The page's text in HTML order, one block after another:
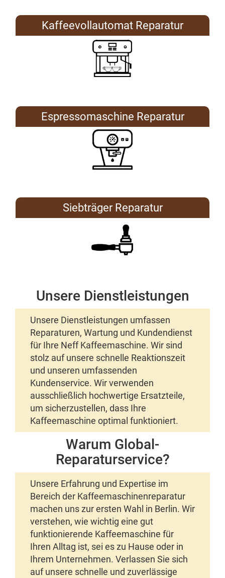
Kaffeevollautomat Reparatur
Espressomaschine Reparatur
Siebträger Reparatur
Unsere Dienstleistungen
Unsere Dienstleistungen umfassen
Reparaturen, Wartung und Kundendienst
für Ihre Neff Kaffeemaschine. Wir sind
stolz auf unsere schnelle Reaktionszeit
und unseren umfassenden
Kundenservice. Wir verwenden
ausschließlich hochwertige Ersatzteile,
um sicherzustellen, dass Ihre
Kaffeemaschine optimal funktioniert.
Warum Global-
Reparaturservice?
Unsere Erfahrung und Expertise im
Bereich der Kaffeemaschinenreparatur
machen uns zur ersten Wahl in Berlin. Wir
verstehen, wie wichtig eine gut
funktionierende Kaffeemaschine für
Ihren Alltag ist, sei es zu Hause oder in
Ihrem Unternehmen. Verlassen Sie sich
auf unsere schnelle und zuverlässige